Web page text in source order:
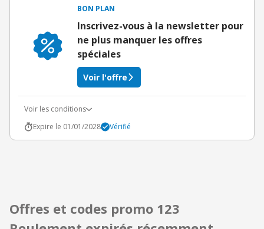
BON PLAN
Inscrivez-vous à la newsletter pour
ne plus manquer les offres
spéciales
Voir l'offre
Voir les conditions
Expire le 01/01/2028
Vérifié
Offres et codes promo 123